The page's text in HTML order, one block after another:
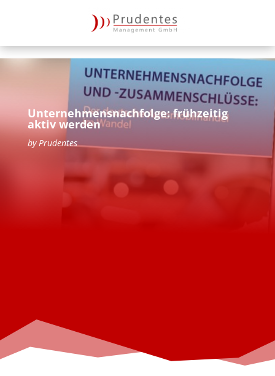
Unternehmensnachfolge: frühzeitig
aktiv werden
byPrudentes